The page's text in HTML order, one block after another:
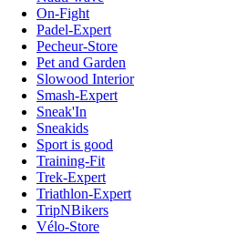
On-Fight
Padel-Expert
Pecheur-Store
Pet and Garden
Slowood Interior
Smash-Expert
Sneak'In
Sneakids
Sport is good
Training-Fit
Trek-Expert
Triathlon-Expert
TripNBikers
Vélo-Store